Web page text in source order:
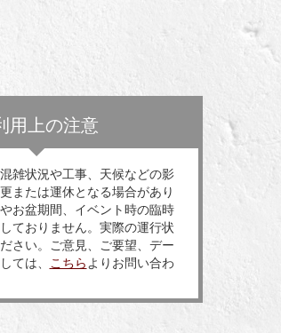
用上の注意
雑状況や工事、天候などの影
または運休となる場合があり
お盆期間、イベント時の臨時
ておりません。実際の運行状
さい。ご意見、ご要望、デー
ては、
こちら よりお問い合わ